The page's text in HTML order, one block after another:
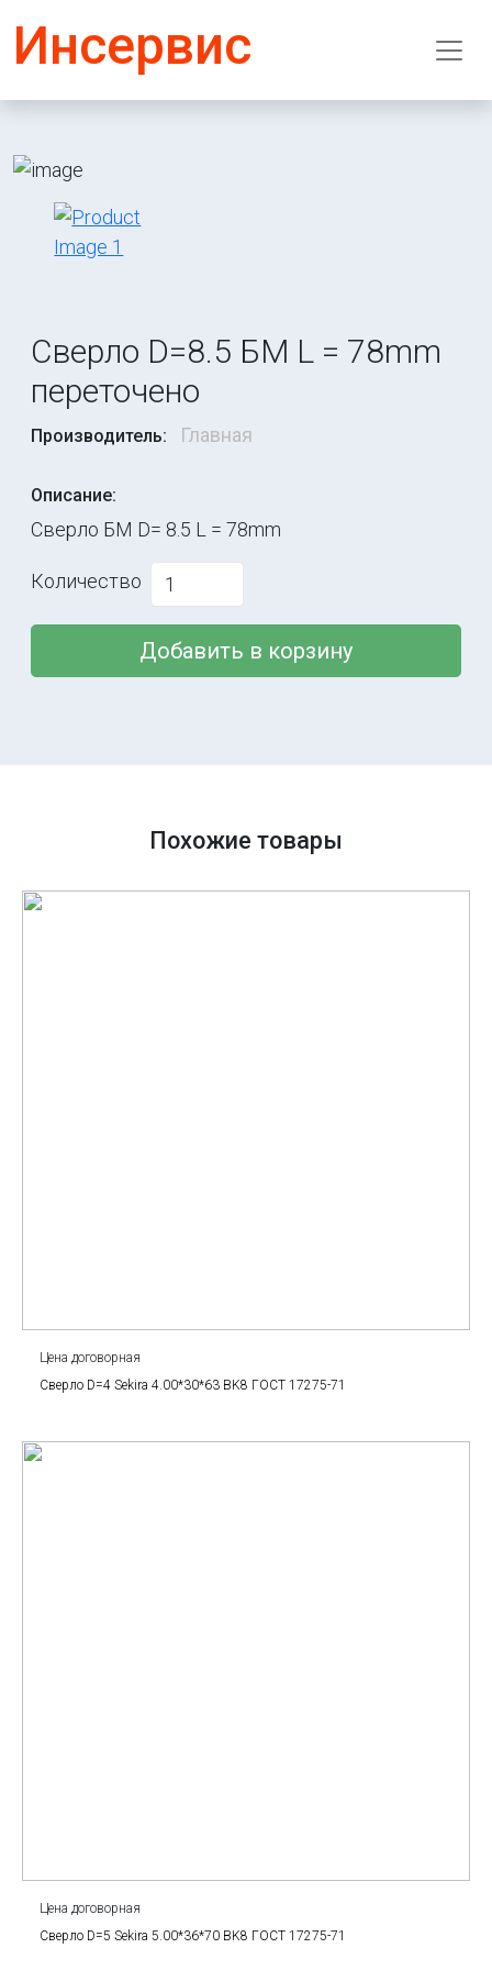
Инсервис
Сверло D=8.5 БМ L = 78mm
переточено
Производитель: Главная
Описание:
Сверло БМ D= 8.5 L = 78mm
Количество
Добавить в корзину
Похожие товары
Цена договорная
Сверло D=4 Sekira 4.00*30*63 BK8 ГОСТ 17275-71
Цена договорная
Сверло D=5 Sekira 5.00*36*70 BK8 ГОСТ 17275-71